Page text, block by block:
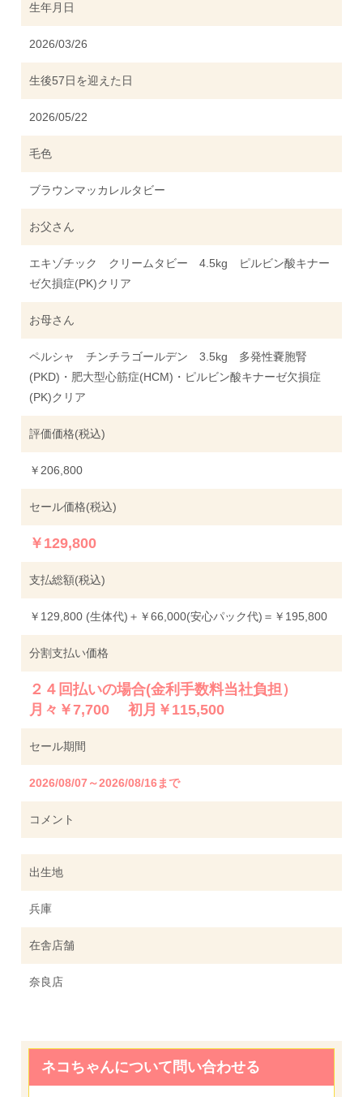
生年月日
2026/03/26
生後57日を迎えた日
2026/05/22
毛色
ブラウンマッカレルタビー
お父さん
エキゾチック クリームタビー 4.5kg ピルビン酸キナー
ゼ欠損症(PK)クリア
お母さん
ペルシャ チンチラゴールデン 3.5kg 多発性嚢胞腎
(PKD)・肥大型心筋症(HCM)・ピルビン酸キナーゼ欠損症
(PK)クリア
評価価格(税込)
￥206,800
セール価格(税込)
￥129,800
支払総額(税込)
￥129,800 (生体代)＋￥66,000(安心パック代)＝￥195,800
分割支払い価格
２４回払いの場合(金利手数料当社負担）
月々￥7,700 初月￥115,500
セール期間
2026/08/07～2026/08/16まで
コメント
出生地
兵庫
在舎店舗
奈良店
ネコちゃんについて問い合わせる